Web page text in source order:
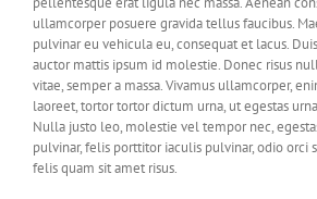
ullamcorper posuere gravida tellus faucibus.
pulvinar eu vehicula eu, consequat et lacus.
auctor mattis ipsum id molestie. Donec risus
vitae, semper a massa. Vivamus ullamcorper,
laoreet, tortor tortor dictum urna, ut egestas
Nulla justo leo, molestie vel tempor nec,
pulvinar, felis porttitor iaculis pulvinar, odio orci
felis quam sit amet risus.